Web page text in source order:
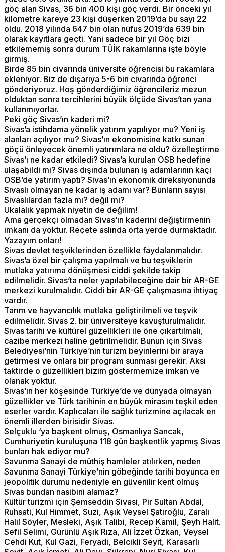
göç alan Sivas, 36 bin 400 kişi göç verdi. Bir önceki yıl
kilometre kareye 23 kişi düşerken 2019’da bu sayı 22
oldu. 2018 yılında 647 bin olan nüfus 2019’da 639 bin
olarak kayıtlara geçti. Yani sadece bir yıl Göç bizi
etkilememiş sonra durum TÜİK rakamlarına işte böyle
girmiş.
Birde 85 bin civarında üniversite öğrencisi bu rakamlara
ekleniyor. Biz de dışarıya 5-6 bin civarında öğrenci
gönderiyoruz. Hoş gönderdiğimiz öğrencileriz mezun
olduktan sonra tercihlerini büyük ölçüde Sivas’tan yana
kullanmıyorlar.
Peki göç Sivas’ın kaderi mi?
Sivas’a istihdama yönelik yatırım yapılıyor mu? Yeni iş
alanları açılıyor mu? Sivas’ın ekonomisine katkı sunan
göçü önleyecek önemli yatırımlara ne oldu? özelleştirme
Sivas’ı ne kadar etkiledi? Sivas’a kurulan OSB hedefine
ulaşabildi mi? Sivas dışında bulunan iş adamlarının kaçı
OSB’de yatırım yaptı? Sivas’ın ekonomik direksiyonunda
Sivaslı olmayan ne kadar iş adamı var? Bunların sayısı
Sivaslılardan fazla mı? değil mi?
Ukalalık yapmak niyetin de değilim!
Ama gerçekçi olmadan Sivas’ın kaderini değiştirmenin
imkanı da yoktur. Reçete aslında orta yerde durmaktadır.
Yazayım onları!
Sivas devlet teşviklerinden özellikle faydalanmalıdır.
Sivas’a özel bir çalışma yapılmalı ve bu teşviklerin
mutlaka yatırıma dönüşmesi ciddi şekilde takip
edilmelidir. Sivas’ta neler yapılabileceğine dair bir AR-GE
merkezi kurulmalıdır. Ciddi bir AR-GE çalışmasına ihtiyaç
vardır.
Tarım ve hayvancılık mutlaka geliştirilmeli ve teşvik
edilmelidir. Sivas 2. bir üniversiteye kavuşturulmalıdır.
Sivas tarihi ve kültürel güzellikleri ile öne çıkartılmalı,
cazibe merkezi haline getirilmelidir. Bunun için Sivas
Belediyesi’nin Türkiye’nin turizm beyinlerini bir araya
getirmesi ve onlara bir program sunması gerekir. Aksi
taktirde o güzellikleri bizim göstermemize imkan ve
olanak yoktur.
Sivas’ın her köşesinde Türkiye’de ve dünyada olmayan
güzellikler ve Türk tarihinin en büyük mirasını teşkil eden
eserler vardır. Kaplıcaları ile sağlık turizmine açılacak en
önemli illerden birisidir Sivas.
Selçuklu ‘ya başkent olmuş, Osmanlıya Sancak,
Cumhuriyetin kuruluşuna 118 gün başkentlik yapmış Sivas
bunları hak ediyor mu?
Savunma Sanayi de müthiş hamleler atılırken, neden
Savunma Sanayi Türkiye’nin göbeğinde tarihi boyunca en
jeopolitik durumu nedeniyle en güvenilir kent olmuş
Sivas bundan nasibini alamaz?
Kültür turizmi için Şemseddin Sivasi, Pir Sultan Abdal,
Ruhsati, Kul Himmet, Suzi, Aşık Veysel Şatıroğlu, Zaralı
Halil Söyler, Mesleki, Aşık Talibi, Recep Kamil, Şeyh Halit.
Sefil Selimi, Gürünlü Aşık Rıza, Ali İzzet Özkan, Veysel
Cehdi Kut, Kul Gazi, Feryadi, Belcikli Seyit, Karasarlı